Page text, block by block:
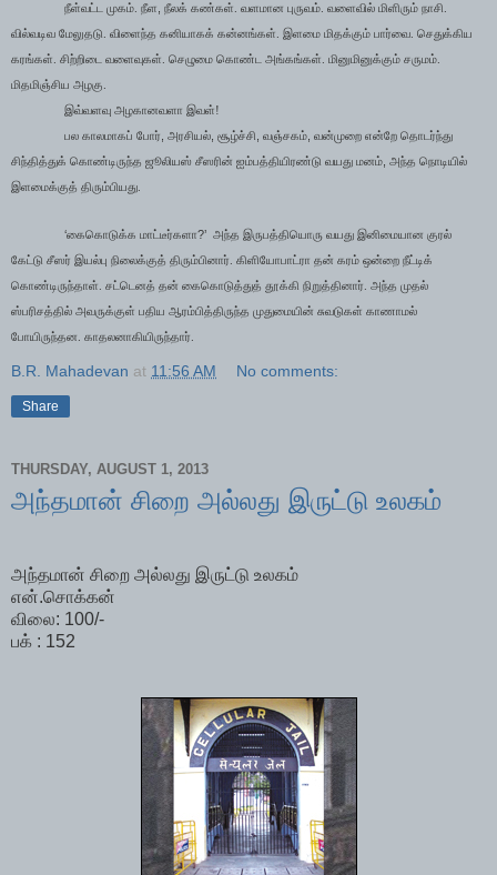
நீள்வட்ட முகம். நீள நீலக் கண்கள். வளமான புருவம். வளைவில் மிளிரும் நாசி.
வில்வடிவ மேலுதடு. விளைந்த கனியாகக் கன்னங்கள். இளமை மிதக்கும் பார்வை. செதுக்கிய
கரங்கள். சிற்றிடை வளைவுகள். செழுமை கொண்ட அங்கங்கள். மினுமினுக்கும் சருமம்.
மிதமிஞ்சிய அழகு.
இவ்வளவு அழகானவளா இவள்!
பல காலமாகப் போர் அரசியல் சூழ்ச்சி வஞ்சகம் வன்முறை என்றே தொடர்ந்து
சிந்தித்துக் கொண்டிருந்த ஜூலியஸ் சீஸரின் ஐம்பத்தியிரண்டு வயது மனம் அந்த நொடியில்
இளமைக்குத் திரும்பியது.
‘கைகொடுக்க மாட்டீர்களா?’ அந்த இருபத்தியொரு வயது இனிமையான குரல்
கேட்டு சீஸர் இயல்பு நிலைக்குத் திரும்பினார். கிளியோபாட்ரா தன் கரம் ஒன்றை நீட்டிக்
கொண்டிருந்தாள். சட்டெனத் தன் கைகொடுத்துத் தூக்கி நிறுத்தினார். அந்த முதல்
ஸ்பரிசத்தில் அவருக்குள் பதிய ஆரம்பித்திருந்த முதுமையின் சுவடுகள் காணாமல்
போயிருந்தன. காதலனாகியிருந்தார்.
B.R. Mahadevan at 11:56 AM No comments:
Share
THURSDAY, AUGUST 1, 2013
அந்தமான் சிறை அல்லது இருட்டு உலகம்
அந்தமான் சிறை அல்லது இருட்டு உலகம்
என்.சொக்கன்
விலை: 100/-
பக் : 152